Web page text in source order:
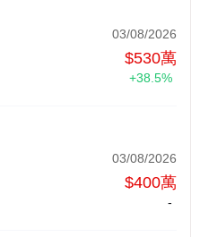
03/08/2026
$530萬
+38.5%
03/08/2026
$400萬
-